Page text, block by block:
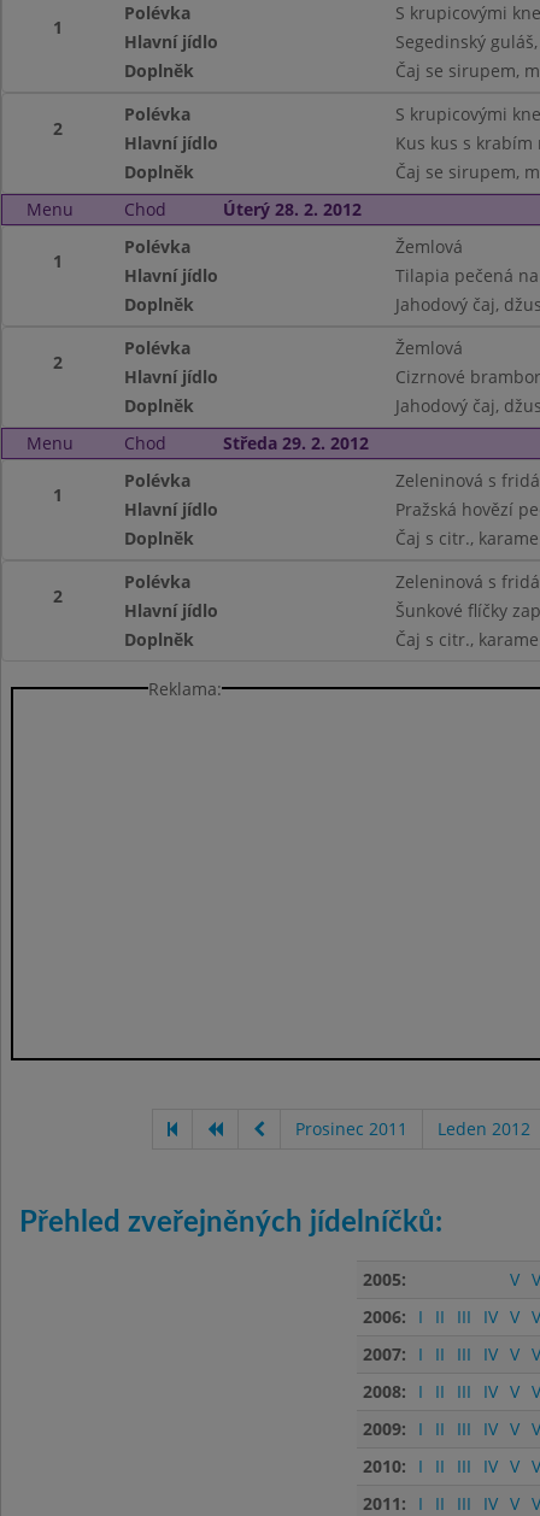
1
Polévka
S krupicovými
Hlavní jídlo
Segedinský
Doplněk
Čaj se sirupem,
2
Polévka
S krupicovými
Hlavní jídlo
Kus kus s krabím
Doplněk
Čaj se sirupem,
Menu
Chod Úterý 28. 2. 2012
1
Polévka
Žemlová
Hlavní jídlo
Tilapia pečená
Doplněk
Jahodový čaj,
2
Polévka
Žemlová
Hlavní jídlo
Cizrnové
Doplněk
Jahodový čaj,
Menu
Chod Středa 29. 2. 2012
1
Polévka
Zeleninová s
Hlavní jídlo
Pražská hovězí
Doplněk
Čaj s citr.,
2
Polévka
Zeleninová s
Hlavní jídlo
Šunkové flíčky
Doplněk
Čaj s citr.,
Reklama:
Prosinec 2011 Leden 2012
Přehled zveřejněných jídelníčků:
2005: V
2006:
I II III IV V
2007:
I II III IV V
2008:
I II III IV V
2009:
I II III IV V
2010:
I II III IV V
2011:
I II III IV V